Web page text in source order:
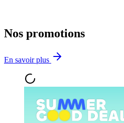
Nos promotions
En savoir plus